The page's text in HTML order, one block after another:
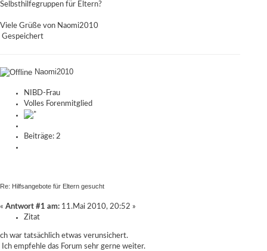
Selbsthilfegruppen für Eltern?
Viele Grüße von Naomi2010
Gespeichert
Naomi2010
NIBD-Frau
Volles Forenmitglied
Beiträge: 2
Re: Hilfsangebote für Eltern gesucht
« Antwort #1 am: 11.Mai 2010, 20:52 »
Zitat
ch war tatsächlich etwas verunsichert.
Ich empfehle das Forum sehr gerne weiter.